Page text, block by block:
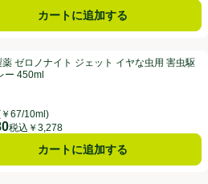
カートに追加する
ト イヤな虫用 害虫駆除 スプレー
点。
薬 ゼロノナイト ジェット イヤな虫用 害虫駆
ー 450ml
67/10ml)
税込￥3,278
カートに追加する